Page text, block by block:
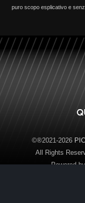
puro scopo esplicativo e
©®2021-2026
All Rights
Powered